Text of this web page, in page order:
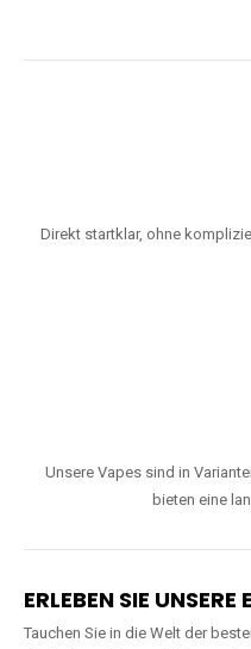
Direkt startklar, ohne
Unsere Vapes sind in
bieten eine
ERLEBEN SIE
Tauchen Sie in die Welt der